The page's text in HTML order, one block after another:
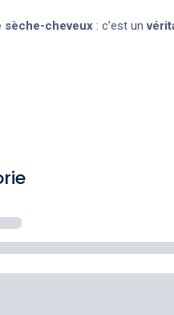
sèche-cheveux : c’est un